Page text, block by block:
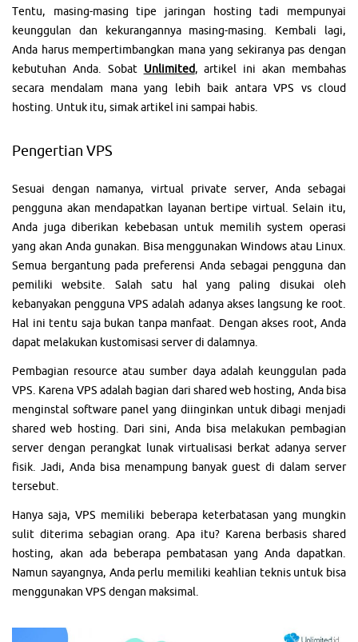
Tentu, masing-masing tipe jaringan hosting tadi mempunyai
keunggulan dan kekurangannya masing-masing. Kembali lagi,
Anda harus mempertimbangkan mana yang sekiranya pas dengan
kebutuhan Anda. Sobat Unlimited, artikel ini akan membahas
secara mendalam mana yang lebih baik antara VPS vs cloud
hosting. Untuk itu, simak artikel ini sampai habis.
Pengertian VPS
Sesuai dengan namanya, virtual private server, Anda sebagai
pengguna akan mendapatkan layanan bertipe virtual. Selain itu,
Anda juga diberikan kebebasan untuk memilih system operasi
yang akan Anda gunakan. Bisa menggunakan Windows atau Linux.
Semua bergantung pada preferensi Anda sebagai pengguna dan
pemiliki website. Salah satu hal yang paling disukai oleh
kebanyakan pengguna VPS adalah adanya akses langsung ke root.
Hal ini tentu saja bukan tanpa manfaat. Dengan akses root, Anda
dapat melakukan kustomisasi server di dalamnya.
Pembagian resource atau sumber daya adalah keunggulan pada
VPS. Karena VPS adalah bagian dari shared web hosting, Anda bisa
menginstal software panel yang diinginkan untuk dibagi menjadi
shared web hosting. Dari sini, Anda bisa melakukan pembagian
server dengan perangkat lunak virtualisasi berkat adanya server
fisik. Jadi, Anda bisa menampung banyak guest di dalam server
tersebut.
Hanya saja, VPS memiliki beberapa keterbatasan yang mungkin
sulit diterima sebagian orang. Apa itu? Karena berbasis shared
hosting, akan ada beberapa pembatasan yang Anda dapatkan.
Namun sayangnya, Anda perlu memiliki keahlian teknis untuk bisa
menggunakan VPS dengan maksimal.